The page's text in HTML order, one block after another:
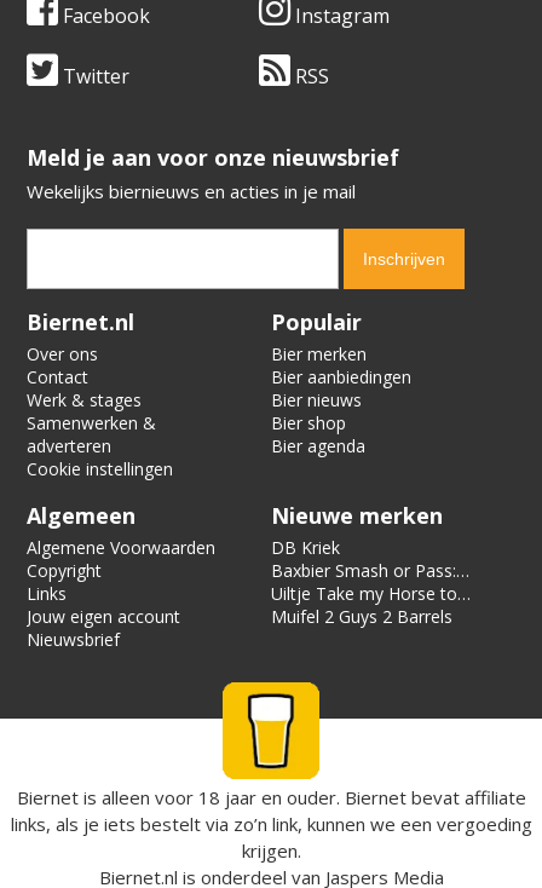
Facebook Instagram
Twitter RSS
​​​​​​​Meld je aan voor onze nieuwsbrief
Wekelijks biernieuws en acties in je mail
Verification code:
Biernet.nl
Over ons
Contact
Werk & stages
Samenwerken &
adverteren
Cookie instellingen
Populair
Bier merken
Bier aanbiedingen
Bier nieuws
Bier shop
Bier agenda
Algemeen
Algemene Voorwaarden
Copyright
Links
Jouw eigen account
Nieuwsbrief
Nieuwe merken
DB Kriek
Baxbier Smash or Pass:
Strata
Uiltje Take my Horse to
the Hotel Room
Muifel 2 Guys 2 Barrels
Biernet is alleen voor 18 jaar en ouder. Biernet bevat affiliate
links, als je iets bestelt via zo’n link, kunnen we een vergoeding
krijgen.
Biernet.nl is onderdeel van Jaspers Media